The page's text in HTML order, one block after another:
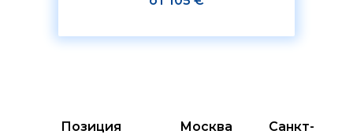
Позиция
Москва
Санкт-